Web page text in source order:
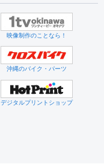
映像制作のことなら！
沖縄のバイク・パーツ
デジタルプリントショップ